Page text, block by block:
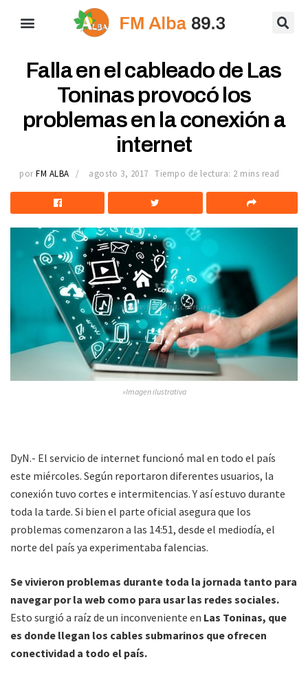
Falla en el cableado de Las
Toninas provocó los
problemas en la conexión a
internet
por FM ALBA agosto 3, 2017 Tiempo de lectura: 2 mins read
»Imagen ilustrativa
DyN.- El servicio de internet funcionó mal en todo el país
este miércoles. Según reportaron diferentes usuarios, la
conexión tuvo cortes e intermitencias. Y así estuvo durante
toda la tarde. Si bien el parte oficial asegura que los
problemas comenzaron a las 14:51, desde el mediodía, el
norte del país ya experimentaba falencias.
Se vivieron problemas durante toda la jornada tanto para
navegar por la web como para usar las redes sociales.
Esto surgió a raíz de un inconveniente en Las Toninas, que
es donde llegan los cables submarinos que ofrecen
conectividad a todo el país.